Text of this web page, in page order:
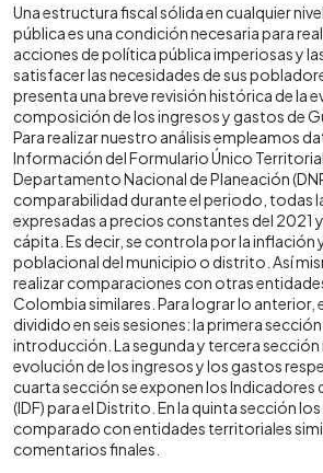
Una estructura fiscal sólida en cualquier
pública es una condición necesaria para
acciones de política pública imperiosas y
satisfacer las necesidades de sus
presenta una breve revisión histórica de la
composición de los ingresos y gastos de
Para realizar nuestro análisis empleamos
Información del Formulario Único Territorial
Departamento Nacional de Planeación
comparabilidad durante el periodo, todas
expresadas a precios constantes del 2021
cápita. Es decir, se controla por la inflación
poblacional del municipio o distrito. Así
realizar comparaciones con otras
Colombia similares. Para lograr lo anterior,
dividido en seis sesiones: la primera
introducción. La segunda y tercera sección
evolución de los ingresos y los gastos
cuarta sección se exponen los Indicadores
(IDF) para el Distrito. En la quinta sección
comparado con entidades territoriales
comentarios finales.